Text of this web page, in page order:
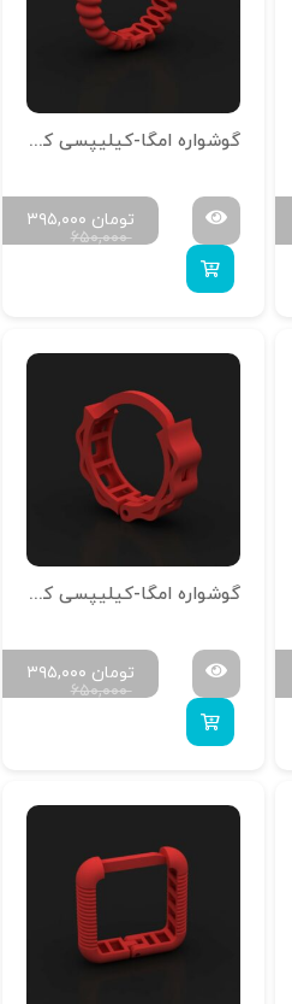
گوشواره امگا-کیلیپسی کد g-n-26
۶۵۰,۰۰۰
۳۹۵,۰۰۰ تومان
گوشواره امگا-کیلیپسی کد g-n-23
۶۵۰,۰۰۰
۳۹۵,۰۰۰ تومان